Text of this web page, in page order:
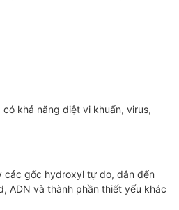
khả năng diệt vi khuẩn, virus,
các gốc hydroxyl tự do, dẫn đến
ADN và thành phần thiết yếu khác